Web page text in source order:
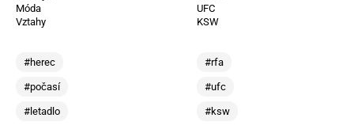
Móda
Vztahy
#herec
#počasí
#letadlo
UFC
KSW
#rfa
#ufc
#ksw